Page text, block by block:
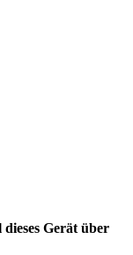
Gerät über